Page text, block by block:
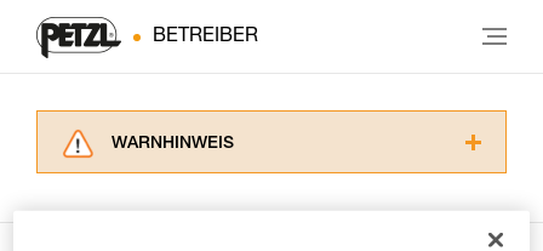
BETREIBER
WARNHINWEIS